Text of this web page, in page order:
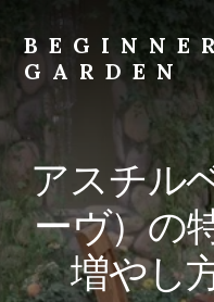
content
GARDEN
の
種
類
や
育
て
アスチル
ーヴ）の
増やし